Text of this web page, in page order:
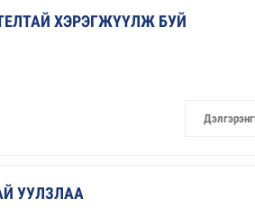
ХЭРЭГЖҮҮЛЖ БУЙ
УУЛЗЛАА